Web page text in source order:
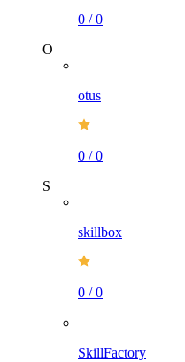
0 /0
O
otus
0 /0
S
skillbox
0 /0
SkillFactory